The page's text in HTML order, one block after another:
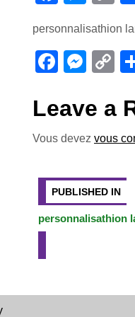
c
e
o
o
ss
e
g
p
y
n
personnalisathion
F
c
e
o
o
k
M
ss
e
n
g
er
C
p
y
Li
n
k
Leave a
Vous devez vous
de
l’article
PUBLISHED IN
personnalisathion